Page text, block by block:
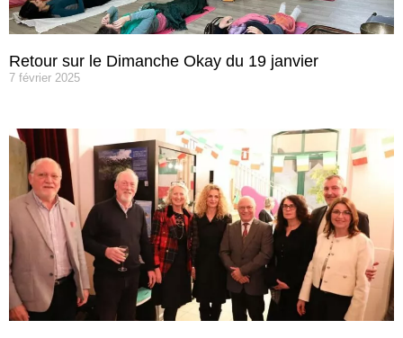
Retour sur le Dimanche Okay du 19 janvier
7 février 2025